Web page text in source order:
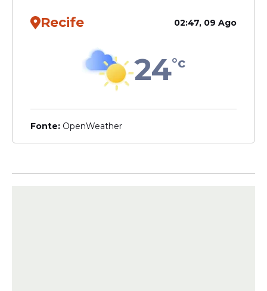
população.
Recife 02:47, 09 Ago
24°c
Fonte: OpenWeather